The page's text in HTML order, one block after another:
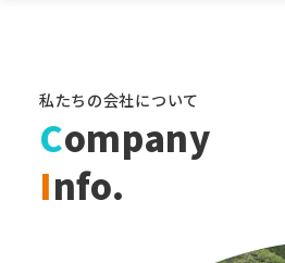
私たちの会社について
Company
Info.